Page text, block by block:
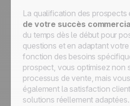
La qualification des prospects
de votre succès
du temps dès le début pour
questions et en adaptant
fonction des besoins
prospect, vous optimisez non
processus de vente, mais
également la satisfaction
solutions réellement adaptées.